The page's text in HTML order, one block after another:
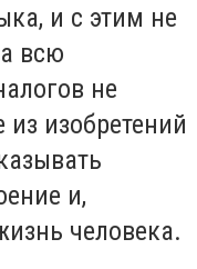
и с этим не
всю
не
изобретений
и,
человека.